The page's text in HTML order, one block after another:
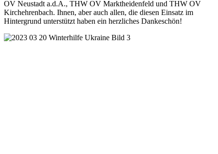
OV Neustadt a.d.A., THW OV Marktheidenfeld und THW OV
Kirchehrenbach. Ihnen, aber auch allen, die diesen Einsatz im
Hintergrund unterstützt haben ein herzliches Dankeschön!